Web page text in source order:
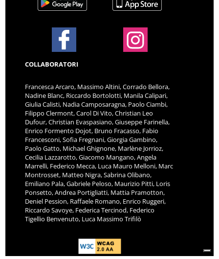
COLLABORATORI
Francesca Arcaro, Massimo Altini, Corrado Bellora,
Nadine Blanc, Riccardo Bortolotti, Manila Calipari,
Giulia Calisti, Nadia Camposaragna, Paolo Ciambi,
Filippo Clermont, Carol Di Vito, Christian Leo
Dufour, Christian Evaspasiano, Giuseppe Farinella,
Enrico Formento Dojot, Bruno Fracasso, Fabio
Francesconi, Sofia Fregnani, Giorgia Gambino,
Paolo Gatto, Michael Ghignone, Marlène Jorrioz,
Cecilia Lazzarotto, Giacomo Mangano, Angela
Marrelli, Federico Mecca, Luca Mauro Melloni, Marc
Montrosset, Matteo Nigra, Sabrina Olibano,
Emiliano Pala, Gabriele Peloso, Maurizio Pitti, Loris
Ponsetto, Andrea Portigliatti, Mattia Pramotton,
Deniel Pession, Raffaele Romano, Enrico Ruggeri,
Riccardo Savoye, Federica Tercinod, Federico
Tigellio Benvenuto, Luca Massimo Trifilò